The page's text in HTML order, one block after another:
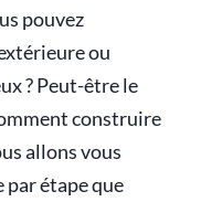
pouvez
ou
? Peut-être le
construire
allons vous
par étape que